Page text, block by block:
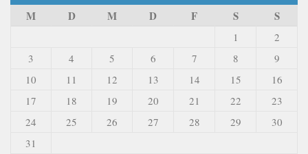
M D M D F S S
1
2
3
4 5 6 7 8
9
10
11 12 13 14 15
16
17
18 19 20 21 22
23
24
25 26 27 28 29
30
31